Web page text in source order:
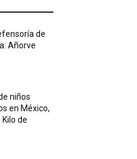
de
Añorve
niños
en México,
de